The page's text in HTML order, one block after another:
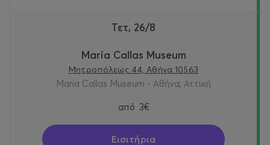
Τετ, 26/8
Maria Callas Museum
Μητροπόλεως 44, Αθήνα 10563
Maria Callas Museum - Αθήνα, Αττική
από 3€
Εισιτήρια